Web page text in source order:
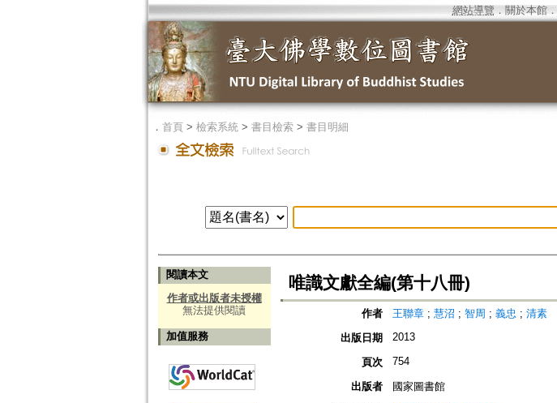
網站導覽 ． 關於本館．
． 首頁> 檢索系統> 書目檢索> 書目明細
閱讀本文
作者或出版者未授權
無法提供閱讀
加值服務
唯識文獻全編(第十八冊)
作者 王聯章; 慧沼 ; 智周 ; 義忠 ; 清素
出版日期
2013
頁次 754
出版者
國家圖書館